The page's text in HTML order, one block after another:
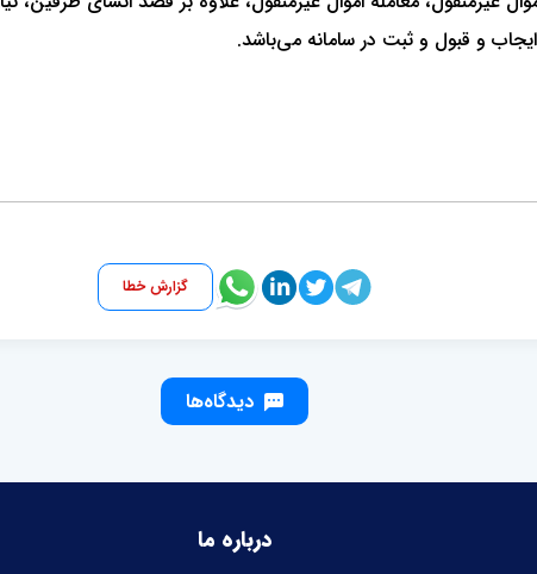
و قبول و ثبت در سامانه می‌باشد.
گزارش خطا
دیدگاه‌ها
درباره ما